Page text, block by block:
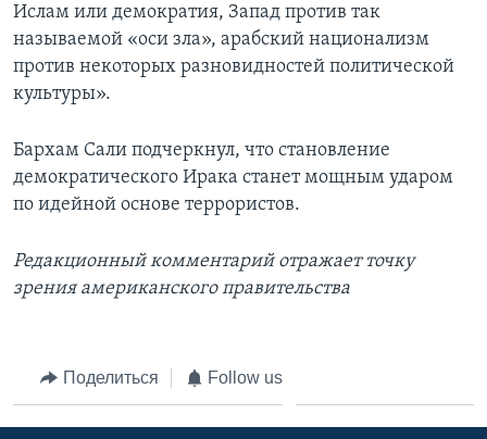
Ислам или демократия, Запад против так
называемой «оси зла», арабский национализм
против некоторых разновидностей политической
культуры».
Бархам Сали подчеркнул, что становление
демократического Ирака станет мощным ударом
по идейной основе террористов.
Редакционный комментарий отражает точку
зрения американского правительства
Поделиться Follow us